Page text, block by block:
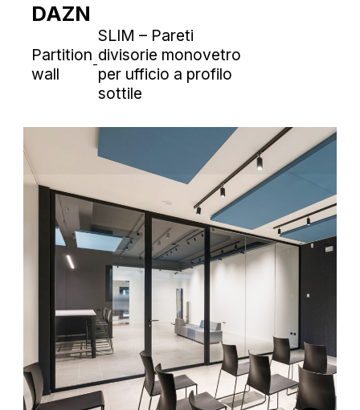
DAZN
Partition
wall
-
SLIM – Pareti
divisorie monovetro
per ufficio a profilo
sottile